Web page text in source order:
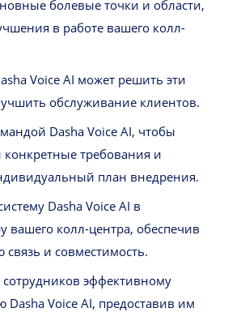
болевые точки и области,
в работе вашего колл-
Voice AI может решить эти
обслуживание клиентов.
Dasha Voice AI, чтобы
требования и
план внедрения.
Dasha Voice AI в
вашего колл-центра, обеспечив
связь и совместимость.
эффективному
Dasha Voice AI, предоставив им